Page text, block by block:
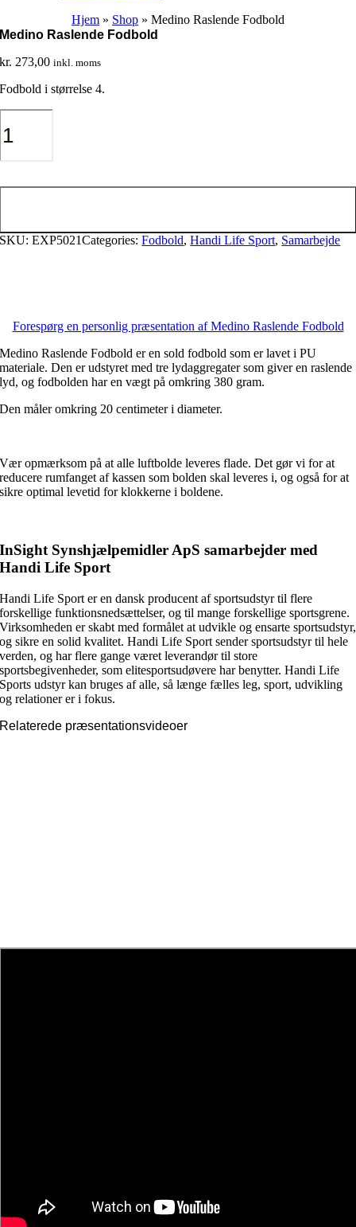
Hjem » Shop » Medino Raslende Fodbold
Medino Raslende Fodbold
kr. 273,00 inkl. moms
Fodbold i størrelse 4.
SKU:EXP5021Categories:Fodbold,Handi Life Sport, Samarbejde
Forespørg en personlig præsentation af Medino Raslende Fodbold
Medino Raslende Fodbold er en sold fodbold som er lavet i PU
materiale. Den er udstyret med tre lydaggregater som giver en raslende
lyd, og fodbolden har en vægt på omkring 380 gram.
Den måler omkring 20 centimeter i diameter.
Vær opmærksom på at alle luftbolde leveres flade. Det gør vi for at
reducere rumfanget af kassen som bolden skal leveres i, og også for at
sikre optimal levetid for klokkerne i boldene.
InSight Synshjælpemidler ApS samarbejder med
Handi Life Sport
Handi Life Sport er en dansk producent af sportsudstyr til flere
forskellige funktionsnedsættelser, og til mange forskellige sportsgrene.
Virksomheden er skabt med formålet at udvikle og ensarte sportsudstyr,
og sikre en solid kvalitet. Handi Life Sport sender sportsudstyr til hele
verden, og har flere gange været leverandør til store
sportsbegivenheder, som elitesportsudøvere har benytter. Handi Life
Sports udstyr kan bruges af alle, så længe fælles leg, sport, udvikling
og relationer er i fokus.
Relaterede præsentationsvideoer